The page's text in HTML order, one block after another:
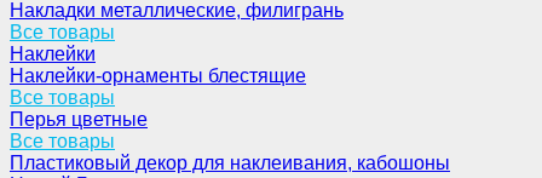
Накладки металлические, филигрань
Все товары
Наклейки
Наклейки-орнаменты блестящие
Все товары
Перья цветные
Все товары
Пластиковый декор для наклеивания, кабошоны